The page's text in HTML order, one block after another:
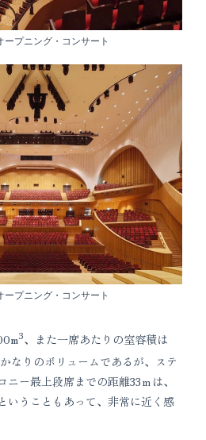
ープニング・コンサート
ープニング・コンサート
3、また一席あたりの室容積は
なりのボリュームであるが、ステ
ー最上段席までの距離33ｍは、
いうこともあって、非常に近く感